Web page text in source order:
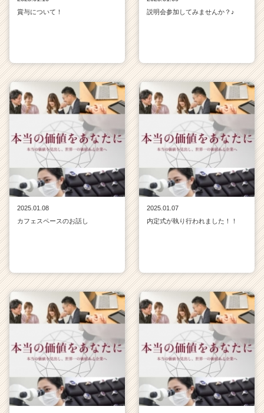
賞与について！
説明会参加してみませんか？♪
2025.01.08
カフェスペースのお話し
2025.01.07
内定式が執り行われました！！